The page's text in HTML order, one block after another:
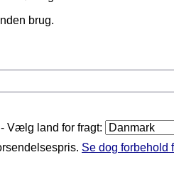
brug.
- Vælg land for fragt:
Se dog forbehold